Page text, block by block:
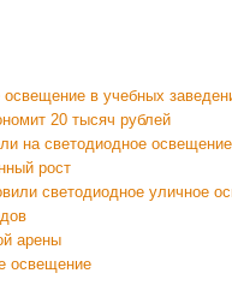
в учебных
20 тысяч рублей
на светодиодное освещение
рост
светодиодное уличное
арены
освещение